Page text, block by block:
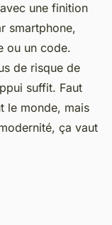
une finition
smartphone,
ou un code.
de risque de
suffit. Faut
le monde, mais
ça vaut